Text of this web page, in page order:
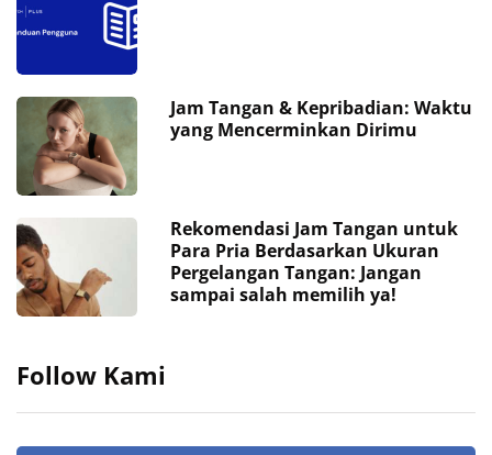
Jam Tangan & Kepribadian: Waktu
yang Mencerminkan Dirimu
Rekomendasi Jam Tangan untuk
Para Pria Berdasarkan Ukuran
Pergelangan Tangan: Jangan
sampai salah memilih ya!
Follow Kami